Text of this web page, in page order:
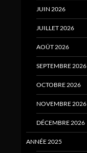
JUIN 2026
JUILLET 2026
AOÛT 2026
SEPTEMBRE 2026
OCTOBRE 2026
NOVEMBRE 2026
DÉCEMBRE 2026
ANNÉE 2025